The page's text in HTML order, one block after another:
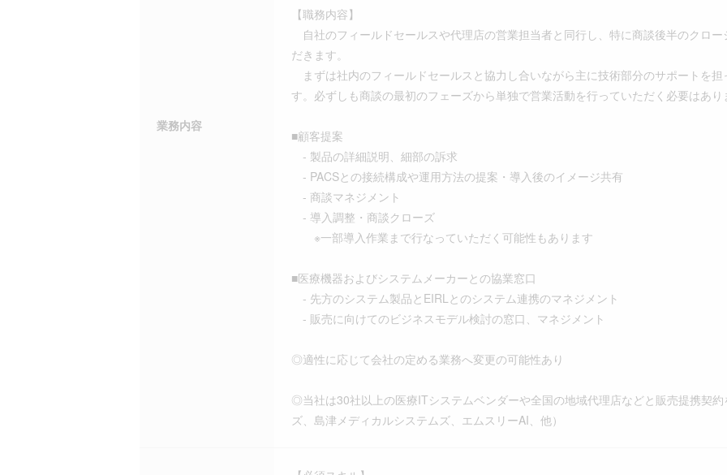
業務内容
【職務内容】
自社のフィールドセールスや代理店の営業担当者と同行し、特に商談後半のクロ
だきます。
まずは社内のフィールドセールスと協力し合いながら主に技術部分のサポートを
す。必ずしも商談の最初のフェーズから単独で営業活動を行っていただく必要はあり
■顧客提案
- 製品の詳細説明、細部の訴求
- PACSとの接続構成や運用方法の提案・導入後のイメージ共有
- 商談マネジメント
- 導入調整・商談クローズ
※一部導入作業まで行なっていただく可能性もあります
■医療機器およびシステムメーカーとの協業窓口
- 先方のシステム製品とEIRLとのシステム連携のマネジメント
- 販売に向けてのビジネスモデル検討の窓口、マネジメント
◎適性に応じて会社の定める業務へ変更の可能性あり
◎当社は30社以上の医療ITシステムベンダーや全国の地域代理店などと販売提携契
ズ、島津メディカルシステムズ、エムスリーAI、他）